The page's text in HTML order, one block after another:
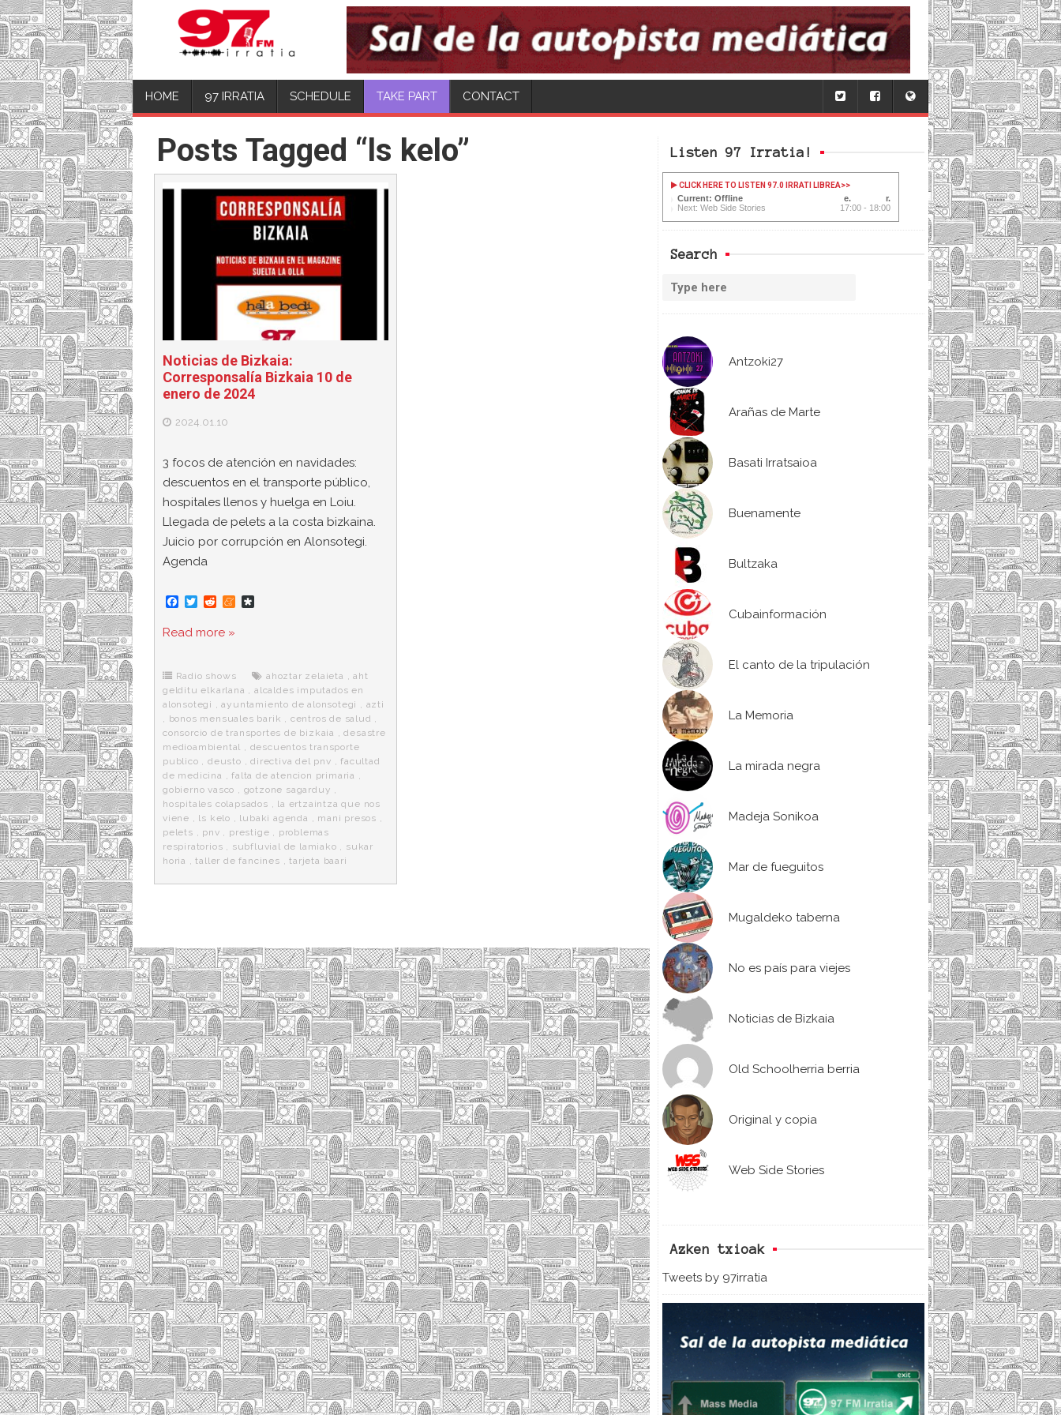
HOME 97 IRRATIA SCHEDULE CONTACT
Listen 97 Irratia!
CLICK HERE TO LISTEN 97.0 IRRATI LIBREA>>
Current: Offline
Next: Web Side Stories
17:00 - 18:00
Search
Antzoki27
Arañas de Marte
Basati Irratsaioa
Buenamente
Bultzaka
Cubainformación
El canto de la tripulación
La Memoria
La mirada negra
Madeja Sonikoa
Mar de fueguitos
Mugaldeko taberna
No es país para viejes
Noticias de Bizkaia
Old Schoolherria berria
Original y copia
Web Side Stories
Azken txioak
Tweets by 97irratia
Posts Tagged “ls kelo”
Noticias de Bizkaia:
Corresponsalía Bizkaia 10 de
enero de 2024
2024.01.10
3 focos de atención en navidades:
descuentos en el transporte público,
hospitales llenos y huelga en Loiu.
Llegada de pelets a la costa bizkaina.
Juicio por corrupción en Alonsotegi.
Agenda
F
c
e
o
k
T
i
t
r
R
d
d
M
e
r
a
Read more »
Radio shows ahoztar zelaieta ,aht
gelditu elkarlana
,alcaldes imputados en
alonsotegi
,ayuntamiento de alonsotegi
azti
bonos mensuales barik centros de salud
consorcio de transportes de bizkaia
,desastre
medioambiental
descuentos transporte
publico ,deusto ,directiva del pnv ,facultad
de medicina
,falta de atencion primaria
gobierno vasco
gotzone sagarduy
hospitales colapsados
la ertzaintza que nos
viene
ls kelo lubaki agenda mani presos
pelets
pnv prestige
problemas
respiratorios
subfluvial de lamiako
sukar
horia
,taller de fancines ,tarjeta baari